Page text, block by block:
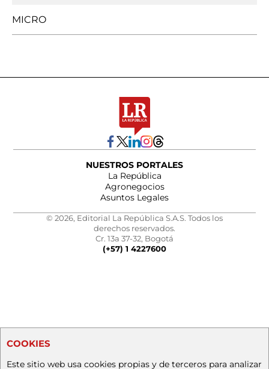
MICRO
NUESTROS PORTALES
La República
Agronegocios
Asuntos Legales
© 2026, Editorial La República S.A.S. Todos los
derechos reservados.
Cr. 13a 37-32, Bogotá
(+57) 1 4227600
COOKIES
Este sitio web usa cookies propias y de terceros para analizar